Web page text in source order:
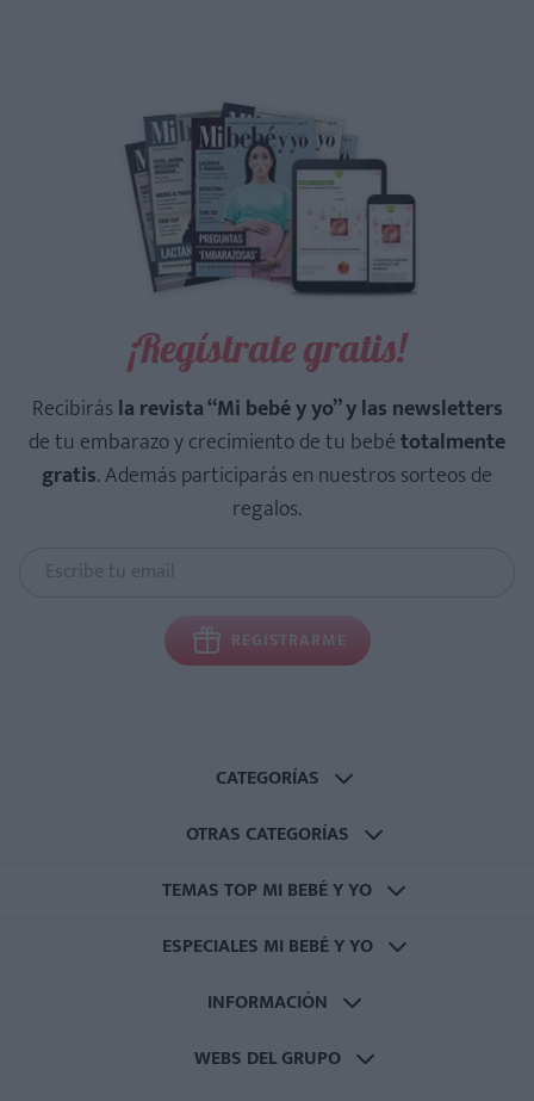
¡Regístrate gratis!
Recibirásla revista “Mi bebé y yo” y las newsletters
de tu embarazo y crecimiento de tu bebétotalmente
gratis. Además participarás en nuestros sorteos de
regalos.
REGISTRARME
CATEGORÍAS
OTRAS CATEGORÍAS
TEMAS TOP MI BEBÉ Y YO
ESPECIALES MI BEBÉ Y YO
INFORMACIÓN
WEBS DEL GRUPO